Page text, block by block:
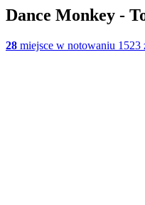
Dance Monkey -
28 miejsce w notowaniu 1523